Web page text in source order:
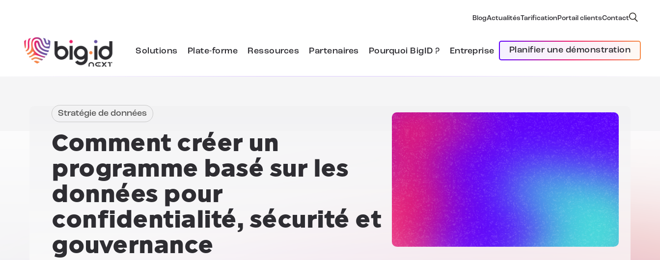
BlogActualitésTarification Portail clientsContact
Solutions Plate-forme Ressources Partenaires Pourquoi BigID ? Entreprise Planifier une démonstration
Stratégie de données
Comment créer un
programme basé sur les
données pour
confidentialité, sécurité et
gouvernance